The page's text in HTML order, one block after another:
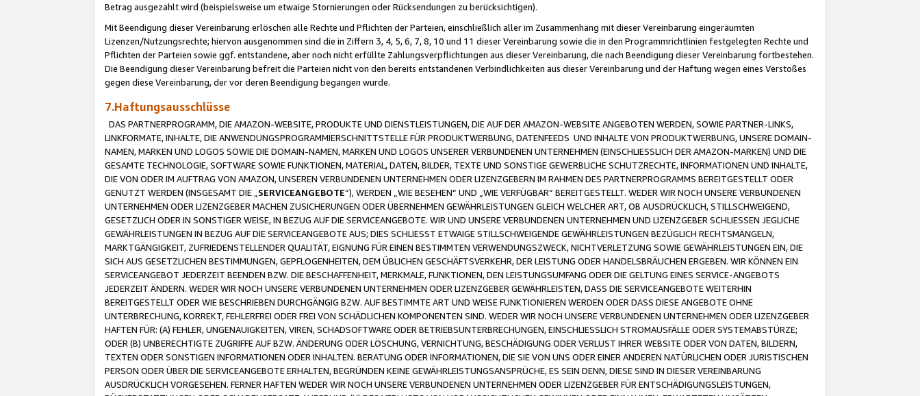
Betrag ausgezahlt wird (beispielsweise um etwaige Stornierungen oder Rücksendungen zu berücksichtigen).
Mit Beendigung dieser Vereinbarung erlöschen alle Rechte und Pflichten der Parteien, einschließlich aller im Zusammenhang mit dieser Vereinbarung eingeräumten
Lizenzen/Nutzungsrechte; hiervon ausgenommen sind die in Ziffern 3, 4, 5, 6, 7, 8, 10 und 11 dieser Vereinbarung sowie die in den Programmrichtlinien festgelegten Rechte und
Pflichten der Parteien sowie ggf. entstandene, aber noch nicht erfüllte Zahlungsverpflichtungen aus dieser Vereinbarung, die nach Beendigung dieser Vereinbarung fortbestehen.
Die Beendigung dieser Vereinbarung befreit die Parteien nicht von den bereits entstandenen Verbindlichkeiten aus dieser Vereinbarung und der Haftung wegen eines Verstoßes
gegen diese Vereinbarung, der vor deren Beendigung begangen wurde.
7.Haftungsausschlüsse
DAS PARTNERPROGRAMM, DIE AMAZON-WEBSITE, PRODUKTE UND DIENSTLEISTUNGEN, DIE AUF DER AMAZON-WEBSITE ANGEBOTEN WERDEN, SOWIE PARTNER-LINKS,
LINKFORMATE, INHALTE, DIE ANWENDUNGSPROGRAMMIERSCHNITTSTELLE FÜR PRODUKTWERBUNG, DATENFEEDS UND INHALTE VON PRODUKTWERBUNG, UNSERE DOMAIN-
NAMEN, MARKEN UND LOGOS SOWIE DIE DOMAIN-NAMEN, MARKEN UND LOGOS UNSERER VERBUNDENEN UNTERNEHMEN (EINSCHLIESSLICH DER AMAZON-MARKEN) UND DIE
GESAMTE TECHNOLOGIE, SOFTWARE SOWIE FUNKTIONEN, MATERIAL, DATEN, BILDER, TEXTE UND SONSTIGE GEWERBLICHE SCHUTZRECHTE, INFORMATIONEN UND INHALTE,
DIE VON ODER IM AUFTRAG VON AMAZON, UNSEREN VERBUNDENEN UNTERNEHMEN ODER LIZENZGEBERN IM RAHMEN DES PARTNERPROGRAMMS BEREITGESTELLT ODER
GENUTZT WERDEN (INSGESAMT DIE „ SERVICEANGEBOTE“), WERDEN „WIE BESEHEN“ UND „WIE VERFÜGBAR“ BEREITGESTELLT. WEDER WIR NOCH UNSERE VERBUNDENEN
UNTERNEHMEN ODER LIZENZGEBER MACHEN ZUSICHERUNGEN ODER ÜBERNEHMEN GEWÄHRLEISTUNGEN GLEICH WELCHER ART, OB AUSDRÜCKLICH, STILLSCHWEIGEND,
GESETZLICH ODER IN SONSTIGER WEISE, IN BEZUG AUF DIE SERVICEANGEBOTE. WIR UND UNSERE VERBUNDENEN UNTERNEHMEN UND LIZENZGEBER SCHLIESSEN JEGLICHE
GEWÄHRLEISTUNGEN IN BEZUG AUF DIE SERVICEANGEBOTE AUS; DIES SCHLIESST ETWAIGE STILLSCHWEIGENDE GEWÄHRLEISTUNGEN BEZÜGLICH RECHTSMÄNGELN,
MARKTGÄNGIGKEIT, ZUFRIEDENSTELLENDER QUALITÄT, EIGNUNG FÜR EINEN BESTIMMTEN VERWENDUNGSZWECK, NICHTVERLETZUNG SOWIE GEWÄHRLEISTUNGEN EIN, DIE
SICH AUS GESETZLICHEN BESTIMMUNGEN, GEPFLOGENHEITEN, DEM ÜBLICHEN GESCHÄFTSVERKEHR, DER LEISTUNG ODER HANDELSBRÄUCHEN ERGEBEN. WIR KÖNNEN EIN
SERVICEANGEBOT JEDERZEIT BEENDEN BZW. DIE BESCHAFFENHEIT, MERKMALE, FUNKTIONEN, DEN LEISTUNGSUMFANG ODER DIE GELTUNG EINES SERVICE-ANGEBOTS
JEDERZEIT ÄNDERN. WEDER WIR NOCH UNSERE VERBUNDENEN UNTERNEHMEN ODER LIZENZGEBER GEWÄHRLEISTEN, DASS DIE SERVICEANGEBOTE WEITERHIN
BEREITGESTELLT ODER WIE BESCHRIEBEN DURCHGÄNGIG BZW. AUF BESTIMMTE ART UND WEISE FUNKTIONIEREN WERDEN ODER DASS DIESE ANGEBOTE OHNE
UNTERBRECHUNG, KORREKT, FEHLERFREI ODER FREI VON SCHÄDLICHEN KOMPONENTEN SIND. WEDER WIR NOCH UNSERE VERBUNDENEN UNTERNEHMEN ODER LIZENZGEBER
HAFTEN FÜR: (A) FEHLER, UNGENAUIGKEITEN, VIREN, SCHADSOFTWARE ODER BETRIEBSUNTERBRECHUNGEN, EINSCHLIESSLICH STROMAUSFÄLLE ODER SYSTEMABSTÜRZE;
ODER (B) UNBERECHTIGTE ZUGRIFFE AUF BZW. ÄNDERUNG ODER LÖSCHUNG, VERNICHTUNG, BESCHÄDIGUNG ODER VERLUST IHRER WEBSITE ODER VON DATEN, BILDERN,
TEXTEN ODER SONSTIGEN INFORMATIONEN ODER INHALTEN. BERATUNG ODER INFORMATIONEN, DIE SIE VON UNS ODER EINER ANDEREN NATÜRLICHEN ODER JURISTISCHEN
PERSON ODER ÜBER DIE SERVICEANGEBOTE ERHALTEN, BEGRÜNDEN KEINE GEWÄHRLEISTUNGSANSPRÜCHE, ES SEIN DENN, DIESE SIND IN DIESER VEREINBARUNG
AUSDRÜCKLICH VORGESEHEN. FERNER HAFTEN WEDER WIR NOCH UNSERE VERBUNDENEN UNTERNEHMEN ODER LIZENZGEBER FÜR ENTSCHÄDIGUNGSLEISTUNGEN,